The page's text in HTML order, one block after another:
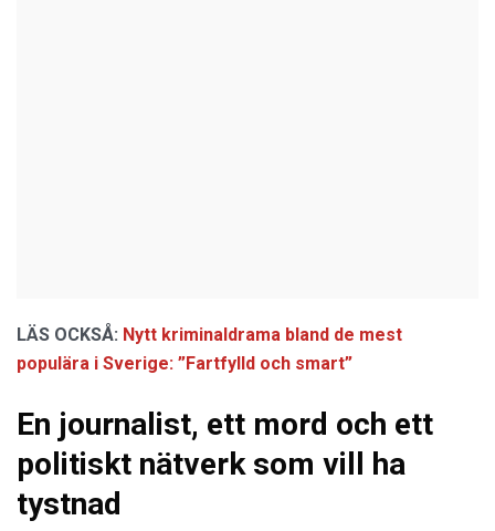
LÄS OCKSÅ: Nytt kriminaldrama bland de mest
populära i Sverige: ”Fartfylld och smart”
En journalist, ett mord och ett
politiskt nätverk som vill ha
tystnad